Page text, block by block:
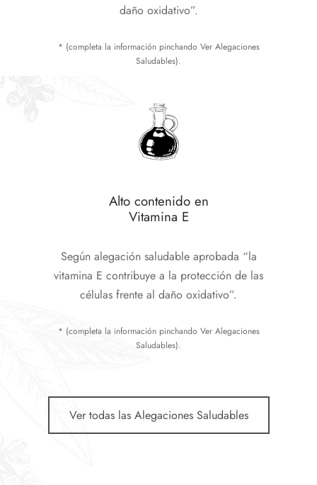
daño oxidativo”.
* (completa la información pinchando Ver Alegaciones
Saludables).
Alto contenido en
Vitamina E
Según alegación saludable aprobada “la
vitamina E contribuye a la protección de las
células frente al daño oxidativo”.
* (completa la información pinchando Ver Alegaciones
Saludables).
Ver todas las Alegaciones Saludables